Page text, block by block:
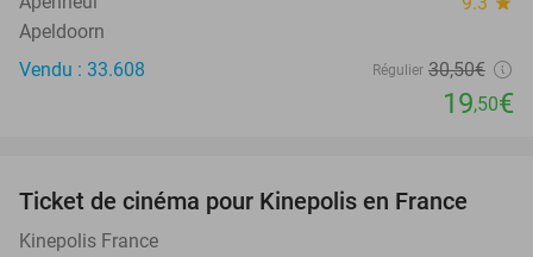
Apeldoorn
Vendu : 33.608
Régulier 30,50€
19,50€
27%
OUT
Ticket de cinéma pour Kinepolis en France
Kinepolis France